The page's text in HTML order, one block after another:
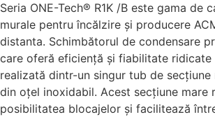
Seria ONE-Tech® R1K /B este gama de
murale pentru încălzire și producere
distanta. Schimbătorul de condensare
care oferă eficiență și fiabilitate
realizată dintr-un singur tub de
din oțel inoxidabil. Acest secțiune mare
posibilitatea blocajelor și facilitează